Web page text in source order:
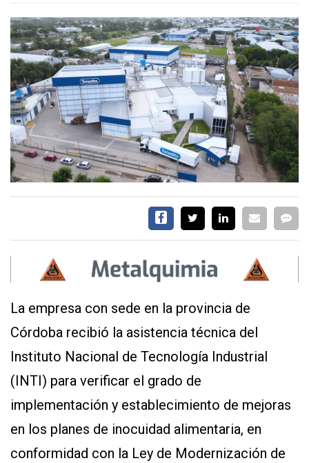
CONTÁCTENOS
AYUDA
TÉRMINOS
Y
CONDICIONES
La empresa con sede en la provincia de
Córdoba recibió la asistencia técnica del
Instituto Nacional de Tecnología Industrial
(INTI) para verificar el grado de
implementación y establecimiento de mejoras
en los planes de inocuidad alimentaria, en
conformidad con la Ley de Modernización de